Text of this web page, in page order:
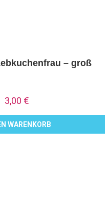
– groß
3,00 €
WARENKORB